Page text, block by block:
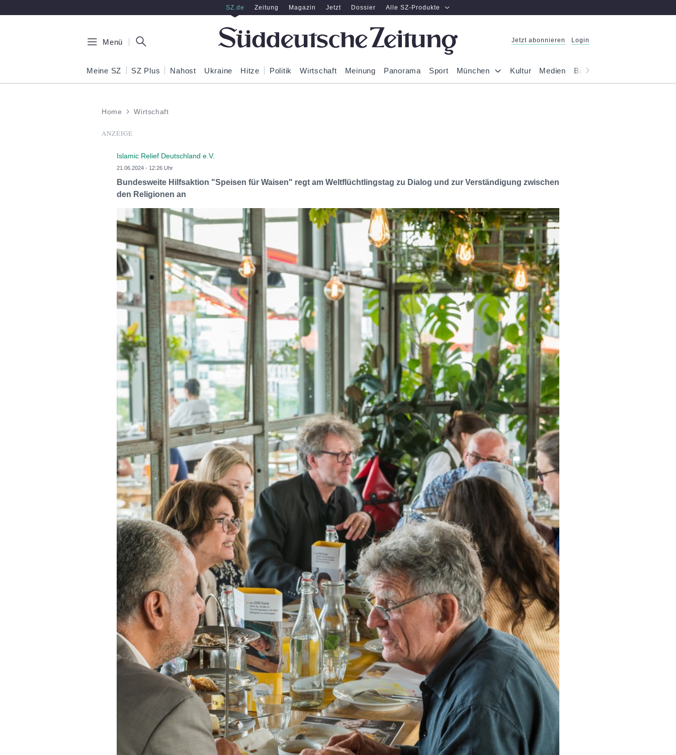
SZ.de Zeitung Magazin Jetzt Dossier Alle SZ-Produkte
Menü Jetzt abonnieren Login
Meine SZ SZ Plus Nahost Ukraine Hitze Politik Wirtschaft Meinung Panorama Sport München Kultur Medien Bayern
Home Wirtschaft
ANZEIGE
Islamic Relief Deutschland e.V.
21.06.2024 - 12:26 Uhr
Bundesweite Hilfsaktion "Speisen für Waisen" regt am Weltflüchtlingstag zu Dialog und zur Verständigung zwischen
den Religionen an